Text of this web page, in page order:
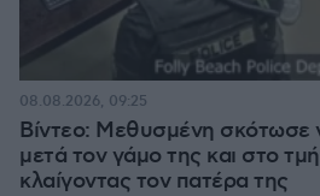
Βίντεο: Μεθυσμένη σκότωσε
μετά τον γάμο της και στο
κλαίγοντας τον πατέρα της
08.08.2026, 09:25